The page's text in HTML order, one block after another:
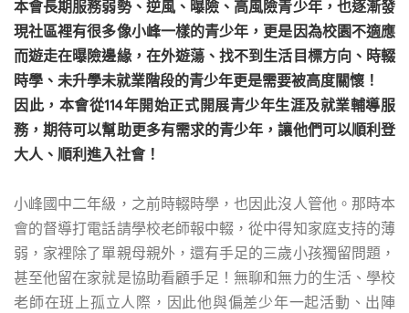
本會長期服務弱勢、逆風、曝險、高風險青少年，也逐漸發
現社區裡有很多像小峰一樣的青少年，更是因為校園不適應
而遊走在曝險邊緣，在外遊蕩、找不到生活目標方向、時輟
時學、未升學未就業階段的青少年更是需要被高度關懷！
因此，本會從114年開始正式開展青少年生涯及就業輔導服
務，期待可以幫助更多有需求的青少年，讓他們可以順利登
大人、順利進入社會！
小峰國中二年級，之前時輟時學，也因此沒人管他。那時本
會的督導打電話請學校老師報中輟，從中得知家庭支持的薄
弱，家裡除了單親母親外，還有手足的三歲小孩獨留問題，
甚至他留在家就是協助看顧手足！無聊和無力的生活、學校
老師在班上孤立人際，因此他與偏差少年一起活動、出陣